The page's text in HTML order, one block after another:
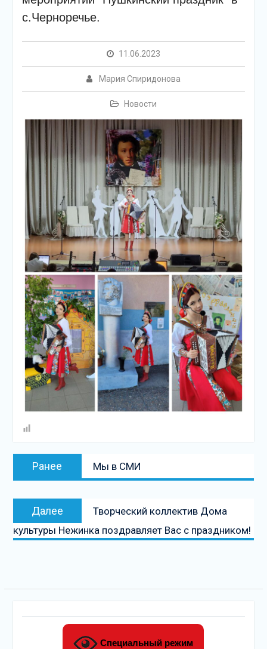
подсолнечного масла и
муки.
приглашает!
Наша землячка стала
финалисткой
Всероссийского
конкурса «Библиотекарь
года – 2025»
с.Черноречье.
11.06.2023
Мария Спиридонова
Новости
Навигация
Ранее
запись:
Мы в СМИ
Далее
запись
Творческий коллектив Дома
культуры Нежинка поздравляет Вас с праздником!
Специальный режим